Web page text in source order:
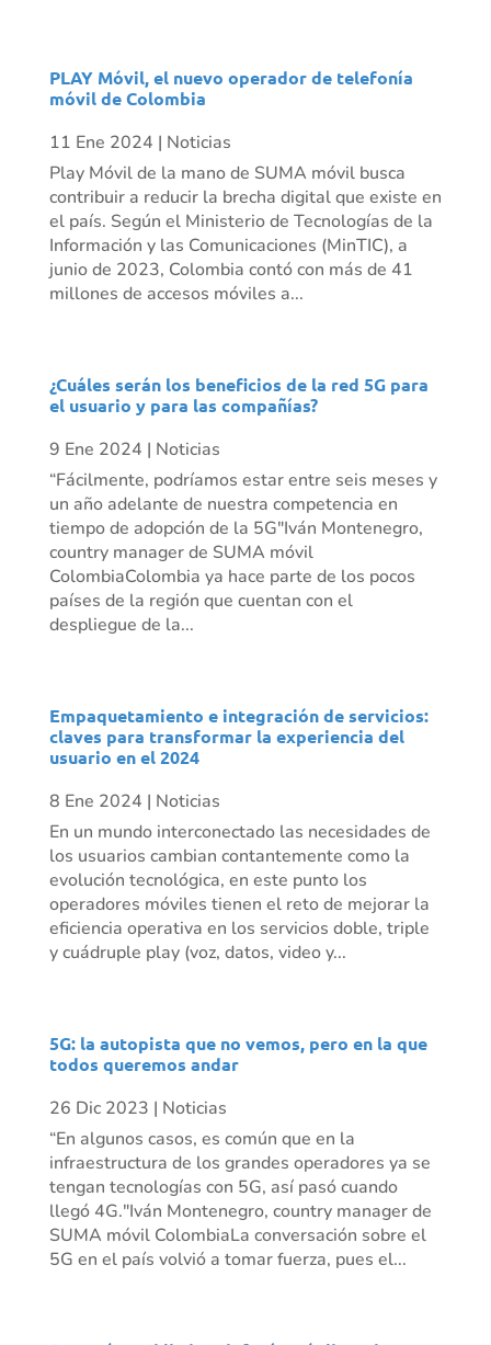
PLAY Móvil, el nuevo operador de telefonía
móvil de Colombia
11 Ene 2024 | Noticias
Play Móvil de la mano de SUMA móvil busca
contribuir a reducir la brecha digital que existe en
el país. Según el Ministerio de Tecnologías de la
Información y las Comunicaciones (MinTIC), a
junio de 2023, Colombia contó con más de 41
millones de accesos móviles a...
¿Cuáles serán los beneficios de la red 5G para
el usuario y para las compañías?
9 Ene 2024 | Noticias
“Fácilmente, podríamos estar entre seis meses y
un año adelante de nuestra competencia en
tiempo de adopción de la 5G"Iván Montenegro,
country manager de SUMA móvil
ColombiaColombia ya hace parte de los pocos
países de la región que cuentan con el
despliegue de la...
Empaquetamiento e integración de servicios:
claves para transformar la experiencia del
usuario en el 2024
8 Ene 2024 | Noticias
En un mundo interconectado las necesidades de
los usuarios cambian contantemente como la
evolución tecnológica, en este punto los
operadores móviles tienen el reto de mejorar la
eficiencia operativa en los servicios doble, triple
y cuádruple play (voz, datos, video y...
5G: la autopista que no vemos, pero en la que
todos queremos andar
26 Dic 2023 | Noticias
“En algunos casos, es común que en la
infraestructura de los grandes operadores ya se
tengan tecnologías con 5G, así pasó cuando
llegó 4G."Iván Montenegro, country manager de
SUMA móvil ColombiaLa conversación sobre el
5G en el país volvió a tomar fuerza, pues el...